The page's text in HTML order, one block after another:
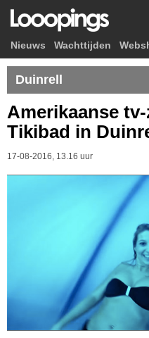
Nieuws Wachttijden
Duinrell
Amerikaanse
Tikibad in
17-08-2016, 13.16 uur